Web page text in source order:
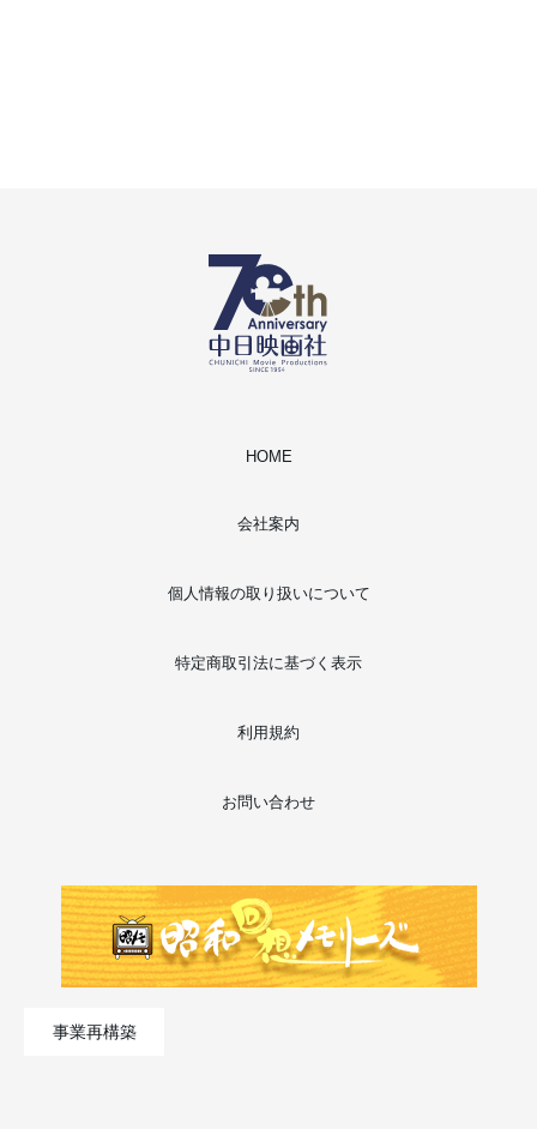
HOME
会社案内
個人情報の取り扱いについて
特定商取引法に基づく表示
利用規約
お問い合わせ
事業再構築